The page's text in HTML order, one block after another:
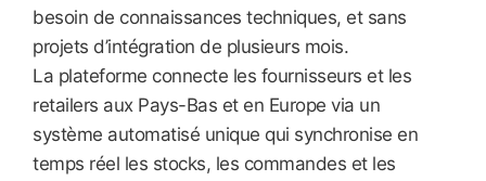
besoin de connaissances techniques, et sans
projets d’intégration de plusieurs mois.
La plateforme connecte les fournisseurs et les
retailers aux Pays-Bas et en Europe via un
système automatisé unique qui synchronise en
temps réel les stocks, les commandes et les